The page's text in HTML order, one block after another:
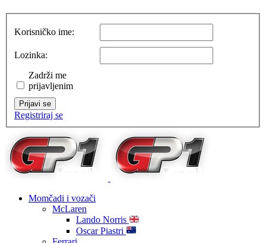
Korisničko ime:
Lozinka:
Zadrži me
prijavljenim
Prijavi se
Registriraj se
Momčadi i vozači
McLaren
Lando Norris
Oscar Piastri